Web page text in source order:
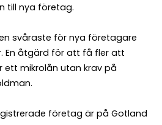
till nya företag.
svåraste för nya företagare
En åtgärd för att få fler att
mikrolån utan krav på
företag är på Gotland